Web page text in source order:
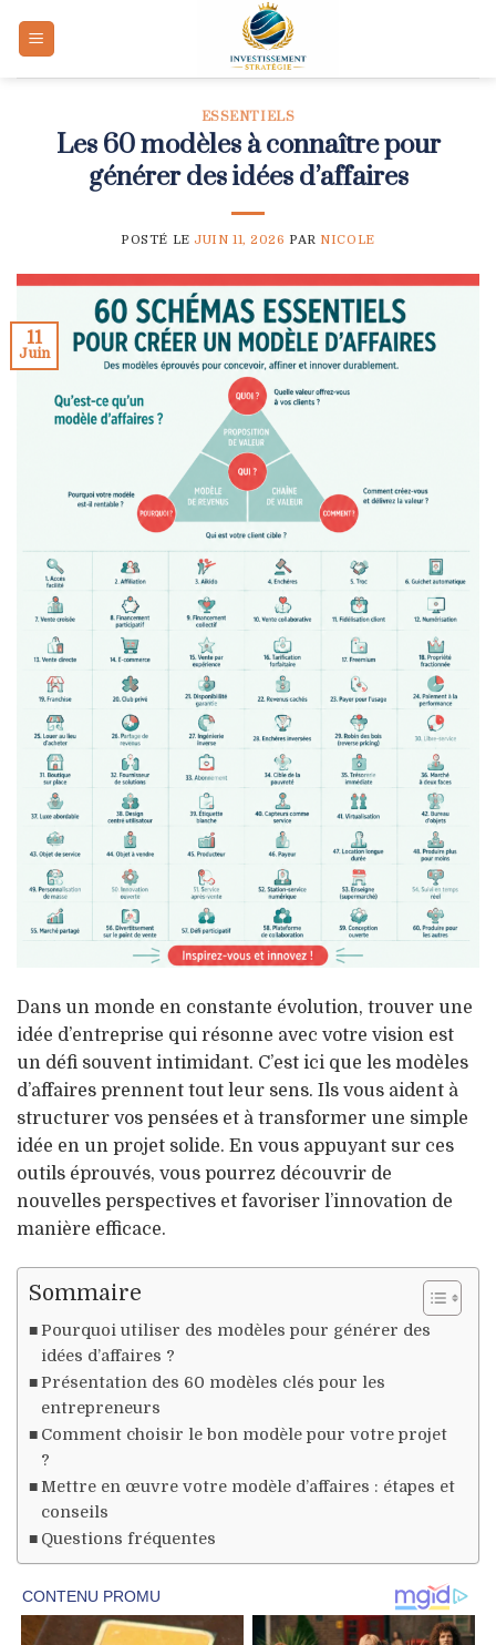
ESSENTIELS
Les 60 modèles à connaître pour
générer des idées d’affaires
POSTÉ LE JUIN 11, 2026 PAR NICOLE
11
Juin
Dans un monde en constante évolution, trouver une
idée d’entreprise qui résonne avec votre vision est
un défi souvent intimidant. C’est ici que les modèles
d’affaires prennent tout leur sens. Ils vous aident à
structurer vos pensées et à transformer une simple
idée en un projet solide. En vous appuyant sur ces
outils éprouvés, vous pourrez découvrir de
nouvelles perspectives et favoriser l’innovation de
manière efficace.
Sommaire
Pourquoi utiliser des modèles pour générer des
idées d’affaires ?
Présentation des 60 modèles clés pour les
entrepreneurs
Comment choisir le bon modèle pour votre projet
?
Mettre en œuvre votre modèle d’affaires : étapes et
conseils
Questions fréquentes